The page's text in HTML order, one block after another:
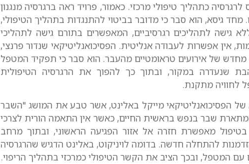
כתהליך טיפולי מרכזי. כאמור, פרויד ראה ברגרסיה מנגנון
מחד גיסא, הוא סבר כי מדובר בביטוי להתנגדות בתהליך הטיפולי,
גישה לתהליכים רגרסיביים, המאפשרים בתורם גישה לתהליכי
אין אפשרות לעבודה אנליטית. הפסיכואנליטיקאי שנדור פרנצי,
מחדש של אירועים טראומטיים מהעבר. הוא סבר כי תפקיד המטפל
שנעדרה במקור, ובתוך כך להפוך את הרגרסיה הטיפולית
לחוויה מתקנת.
של הפסיכואנליטיקאי מייקל באלינט, אשר טבע את המושג "השבר
שבר בנפש בראשית החיים, כאשר אין התאמה הורית לצרכי
בטיפול מאפשרת חזרה אל אזור הפגיעה הראשוני, ובתוך מרחב
להתחלה חדשה. בדומה לויניקוט, באלינט הדגיש שהרגרסיה
המטפל, ובכך הציב את הקשר הטיפולי כמרכזי בתהליך הריפוי.